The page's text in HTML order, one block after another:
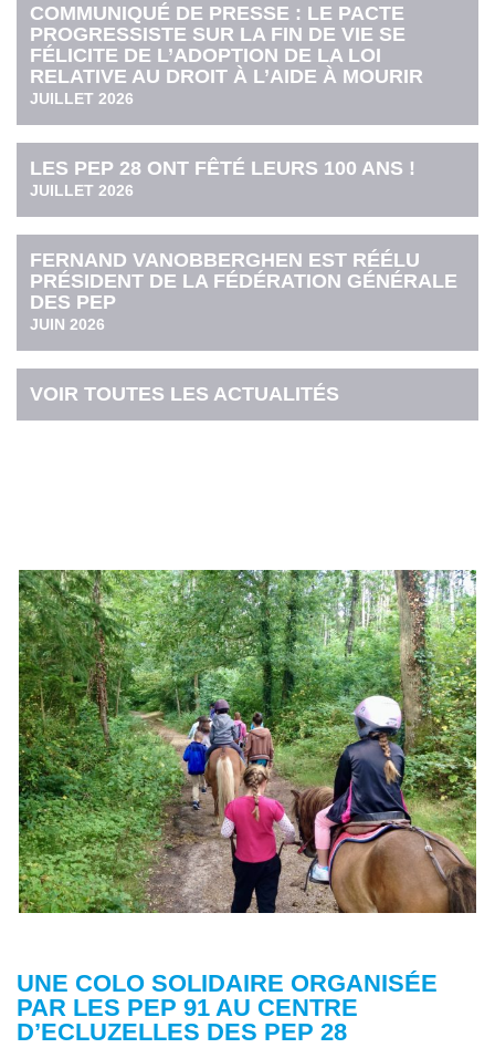
COMMUNIQUÉ DE PRESSE : LE PACTE
PROGRESSISTE SUR LA FIN DE VIE SE
FÉLICITE DE L’ADOPTION DE LA LOI
RELATIVE AU DROIT À L’AIDE À MOURIR
JUILLET 2026
LES PEP 28 ONT FÊTÉ LEURS 100 ANS !
JUILLET 2026
FERNAND VANOBBERGHEN EST RÉÉLU
PRÉSIDENT DE LA FÉDÉRATION GÉNÉRALE
DES PEP
JUIN 2026
VOIR TOUTES LES ACTUALITÉS
UNE COLO SOLIDAIRE ORGANISÉE
PAR LES PEP 91 AU CENTRE
D’ECLUZELLES DES PEP 28